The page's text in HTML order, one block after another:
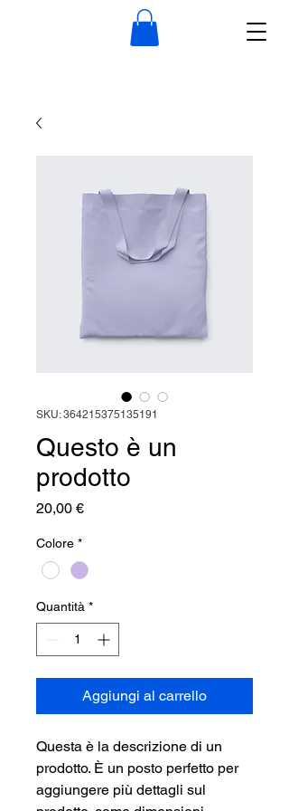
SKU: 364215375135191
Questo è un
prodotto
20,00 €Prezzo
Colore *
Quantità *
Aggiungi al carrello
Questa è la descrizione di un
prodotto. È un posto perfetto per
aggiungere più dettagli sul